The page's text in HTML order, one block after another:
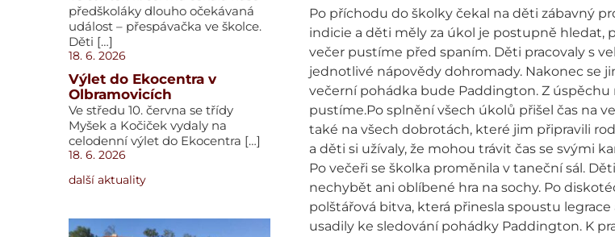
předškoláky dlouho očekávaná
událost – přespávačka ve školce.
Děti […]
18. 6. 2026
Výlet do Ekocentra v
Olbramovicích
Ve středu 10. června se třídy
Myšek a Kočiček vydaly na
celodenní výlet do Ekocentra […]
18. 6. 2026
další aktuality
Po příchodu do školky čekal na děti zábavný
indicie a děti měly za úkol je postupně hledat,
večer pustíme před spaním. Děti pracovaly s
jednotlivé nápovědy dohromady. Nakonec se
večerní pohádka bude Paddington. Z úspěchu
pustíme.Po splnění všech úkolů přišel čas na
také na všech dobrotách, které jim připravili
a děti si užívaly, že mohou trávit čas se svými
Po večeři se školka proměnila v taneční sál.
nechybět ani oblíbené hra na sochy. Po
polštářová bitva, která přinesla spoustu
usadily ke sledování pohádky Paddington. K